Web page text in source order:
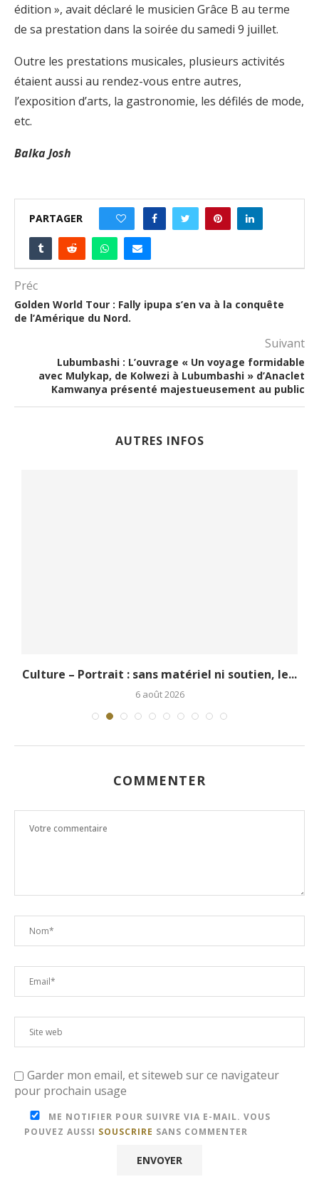
édition », avait déclaré le musicien Grâce B au terme
de sa prestation dans la soirée du samedi 9 juillet.
Outre les prestations musicales, plusieurs activités
étaient aussi au rendez-vous entre autres,
l’exposition d’arts, la gastronomie, les défilés de mode,
etc.
Balka Josh
PARTAGER
Préc
Golden World Tour : Fally ipupa s’en va à la conquête
de l’Amérique du Nord.
Suivant
Lubumbashi : L’ouvrage « Un voyage formidable
avec Mulykap, de Kolwezi à Lubumbashi » d’Anaclet
Kamwanya présenté majestueusement au public
AUTRES INFOS
Culture – Portrait : sans matériel ni soutien, le...
6 août 2026
COMMENTER
Garder mon email, et siteweb sur ce navigateur
pour prochain usage
ME NOTIFIER POUR SUIVRE VIA E-MAIL. VOUS
POUVEZ AUSSI SOUSCRIRE SANS COMMENTER